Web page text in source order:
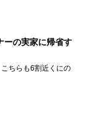
ーの実家に帰省す
ちらも6割近くにの